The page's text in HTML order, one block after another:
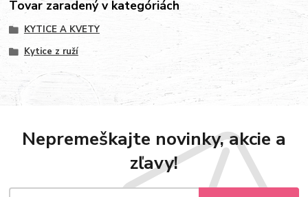
Tovar zaradený v kategóriách
KYTICE A KVETY
Kytice z ruží
Nepremeškajte novinky, akcie a
zľavy!